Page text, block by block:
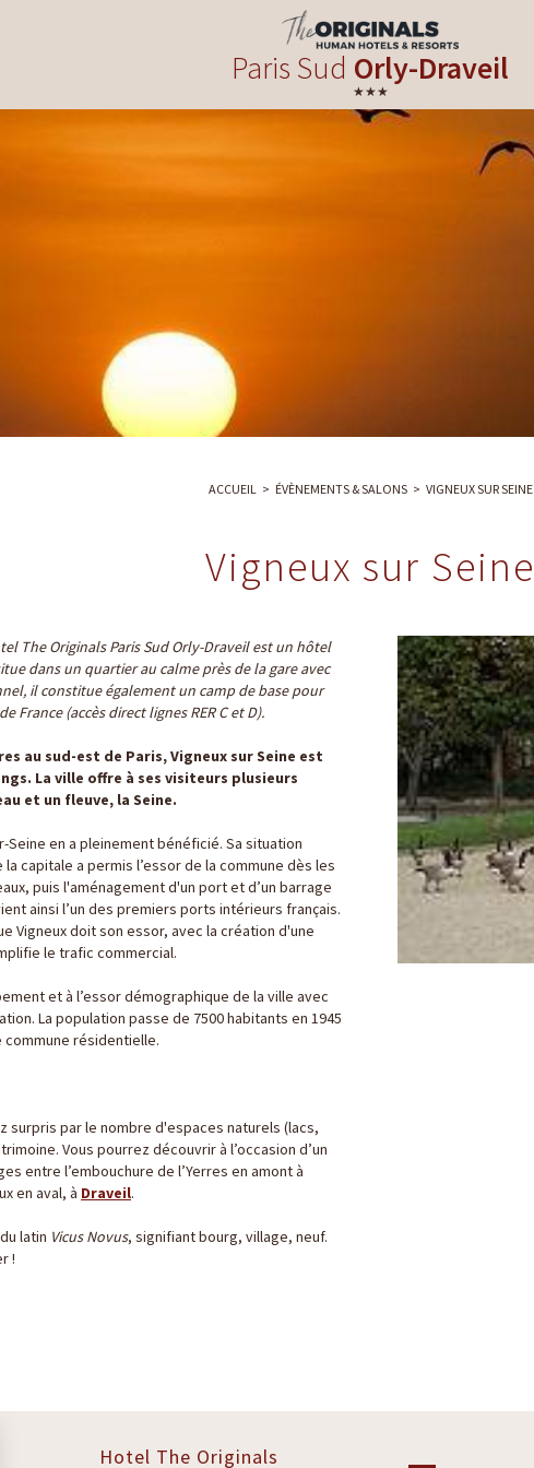
Paris Sud Orly-Draveil
★★★
ACCUEIL ÉVÈNEMENTS & SALONS VIGNEUX SUR SEINE
Vigneux sur Seine
The Originals Paris Sud Orly-Draveil est un hôtel
dans un quartier au calme près de la gare avec
il constitue également un camp de base pour
France (accès direct lignes RER C et D).
au sud-est de Paris, Vigneux sur Seine est
La ville offre à ses visiteurs plusieurs
et un fleuve, la Seine.
en a pleinement bénéficié. Sa situation
capitale a permis l’essor de la commune dès les
puis l'aménagement d'un port et d’un barrage
ainsi l’un des premiers ports intérieurs français.
Vigneux doit son essor, avec la création d'une
le trafic commercial.
et à l’essor démographique de la ville avec
La population passe de 7500 habitants en 1945
commune résidentielle.
surpris par le nombre d'espaces naturels (lacs,
Vous pourrez découvrir à l’occasion d’un
entre l’embouchure de l’Yerres en amont à
en aval, à Draveil.
latin Vicus Novus, signifiant bourg, village, neuf.
!
Hotel The Originals